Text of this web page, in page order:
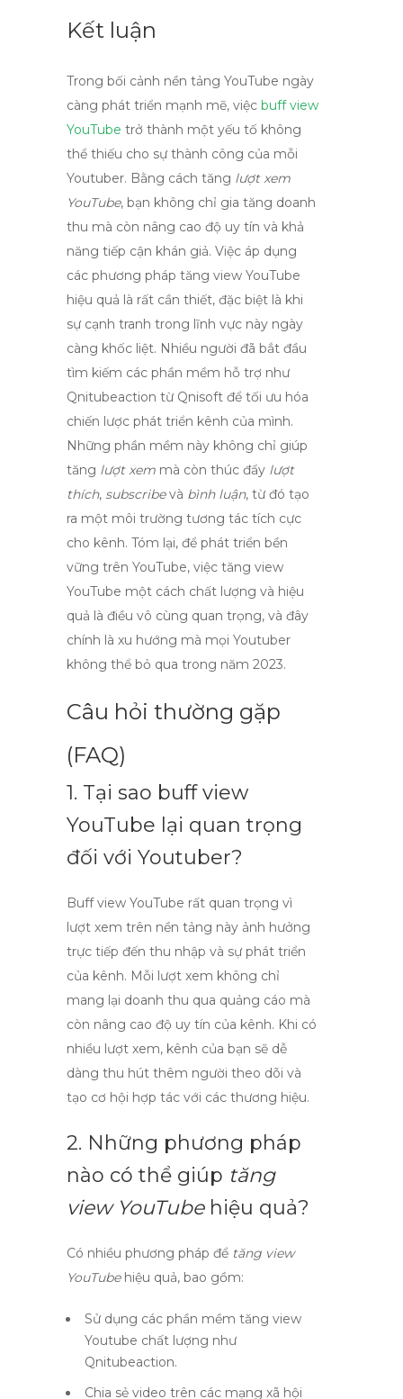
Kết luận
Trong bối cảnh nền tảng YouTube ngày
càng phát triển mạnh mẽ, việc buff view
YouTube trở thành một yếu tố không
thể thiếu cho sự thành công của mỗi
Youtuber. Bằng cách tăng lượt xem
YouTube, bạn không chỉ gia tăng doanh
thu mà còn nâng cao độ uy tín và khả
năng tiếp cận khán giả. Việc áp dụng
các phương pháp tăng view YouTube
hiệu quả là rất cần thiết, đặc biệt là khi
sự cạnh tranh trong lĩnh vực này ngày
càng khốc liệt. Nhiều người đã bắt đầu
tìm kiếm các phần mềm hỗ trợ như
Qnitubeaction từ Qnisoft để tối ưu hóa
chiến lược phát triển kênh của mình.
Những phần mềm này không chỉ giúp
tăng lượt xem mà còn thúc đẩy lượt
thích, subscribevà bình luận, từ đó tạo
ra một môi trường tương tác tích cực
cho kênh. Tóm lại, để phát triển bền
vững trên YouTube, việc tăng view
YouTube một cách chất lượng và hiệu
quả là điều vô cùng quan trọng, và đây
chính là xu hướng mà mọi Youtuber
không thể bỏ qua trong năm 2023.
Câu hỏi thường gặp
(FAQ)
1. Tại sao buff view
YouTube lại quan trọng
đối với Youtuber?
Buff view YouTube rất quan trọng vì
lượt xem trên nền tảng này ảnh hưởng
trực tiếp đến thu nhập và sự phát triển
của kênh. Mỗi lượt xem không chỉ
mang lại doanh thu qua quảng cáo mà
còn nâng cao độ uy tín của kênh. Khi có
nhiều lượt xem, kênh của bạn sẽ dễ
dàng thu hút thêm người theo dõi và
tạo cơ hội hợp tác với các thương hiệu.
2. Những phương pháp
nào có thể giúp tăng
view YouTubehiệu quả?
Có nhiều phương pháp để tăng view
YouTubehiệu quả, bao gồm:
Sử dụng các phần mềm tăng view
Youtube chất lượng như
Qnitubeaction.
Chia sẻ video trên các mạng xã hội